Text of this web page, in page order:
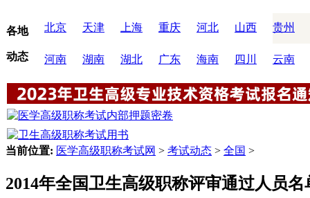
各地
动态
北京 天津 上海 重庆 河北 山西 贵州
河南 湖南 湖北 广东 海南 四川 云南
当前位置: 医学高级职称考试网 > 考试动态 > 全国 >
2014年全国卫生高级职称评审通过人员